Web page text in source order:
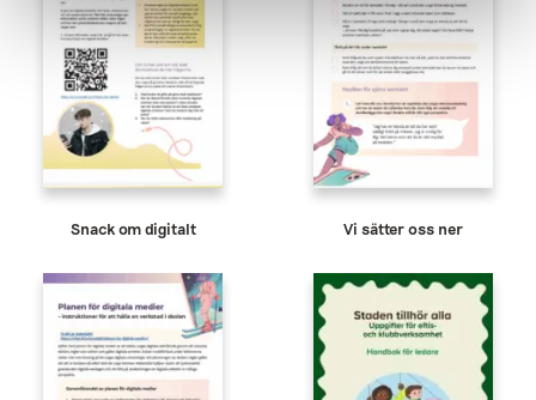
Snack om digitalt Vi sätter oss ner